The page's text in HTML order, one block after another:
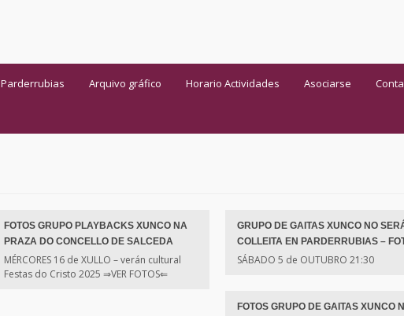
Parderrubias Arquivo gráfico Horario Actividades Asociarse
FOTOS GRUPO PLAYBACKS XUNCO NA
PRAZA DO CONCELLO DE SALCEDA
MÉRCORES 16 de XULLO – verán cultural
Festas do Cristo 2025 ⇒VER FOTOS⇐
GRUPO DE GAITAS XUNCO NO
COLLEITA EN PARDERRUBIAS –
SÁBADO 5 de OUTUBRO 21:30
FOTOS GRUPO DE GAITAS XUNCO